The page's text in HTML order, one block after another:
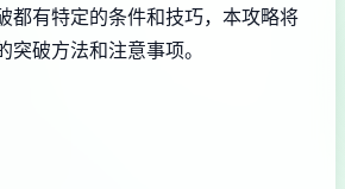
都有特定的条件和技巧，本攻略将
破方法和注意事项。